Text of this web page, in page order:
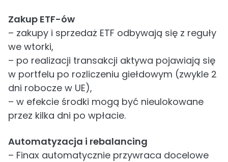
Zakup ETF-ów
– zakupy i sprzedaż ETF odbywają się z reguły
we wtorki,
– po realizacji transakcji aktywa pojawiają się
w portfelu po rozliczeniu giełdowym (zwykle 2
dni robocze w UE),
– w efekcie środki mogą być nieulokowane
przez kilka dni po wpłacie.
Automatyzacja i rebalancing
– Finax automatycznie przywraca docelowe